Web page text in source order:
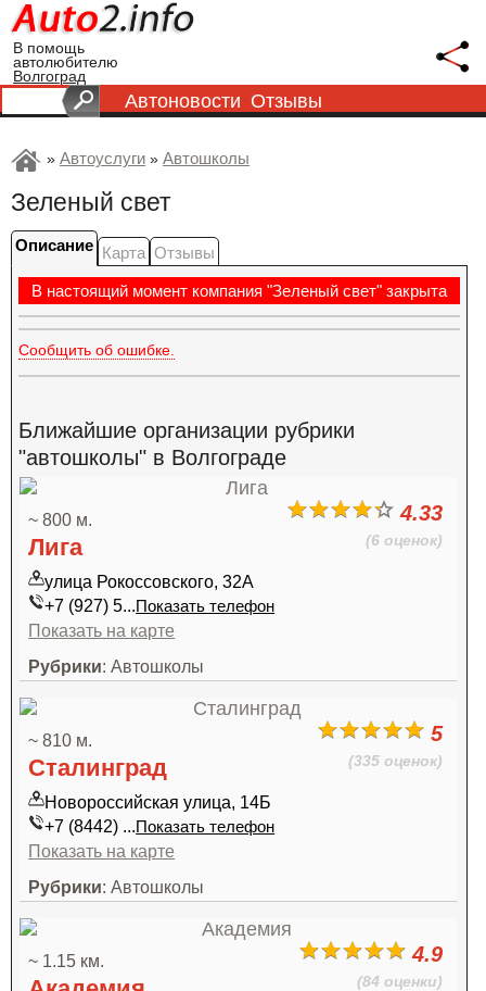
В помощь
автолюбителю
Волгоград
Автоновости Отзывы
» Автоуслуги » Автошколы
Зеленый свет
Описание Карта Отзывы
В настоящий момент компания "Зеленый свет" закрыта
Сообщить об ошибке.
Ближайшие организации рубрики
"автошколы" в Волгограде
4.33
(6 оценок)
~ 800 м.
Лига
улица Рокоссовского, 32А
+7 (927) 5...Показать телефон
Показать на карте
Рубрики: Автошколы
5
(335 оценок)
~ 810 м.
Сталинград
Новороссийская улица, 14Б
+7 (8442) ...Показать телефон
Показать на карте
Рубрики: Автошколы
4.9
(84 оценки)
~ 1.15 км.